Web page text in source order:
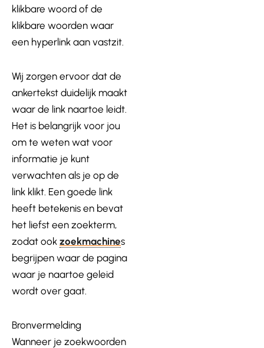
klikbare woord of de
klikbare woorden waar
een hyperlink aan vastzit.
Wij zorgen ervoor dat de
ankertekst duidelijk maakt
waar de link naartoe leidt.
Het is belangrijk voor jou
om te weten wat voor
informatie je kunt
verwachten als je op de
link klikt. Een goede link
heeft betekenis en bevat
het liefst een zoekterm,
zodat ook zoekmachines
begrijpen waar de pagina
waar je naartoe geleid
wordt over gaat.
Bronvermelding
Wanneer je zoekwoorden